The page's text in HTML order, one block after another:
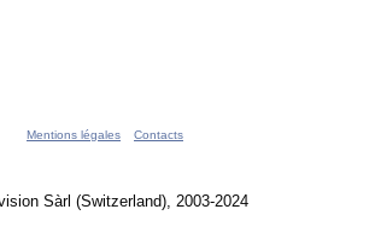
Mentions légales Contacts
Sàrl (Switzerland), 2003-2024